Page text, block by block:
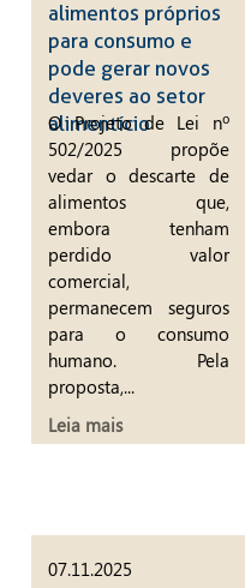
alimentos próprios
para consumo e
pode gerar novos
deveres ao setor
alimentício
O Projeto de Lei nº
502/2025 propõe
vedar o descarte de
alimentos que,
embora tenham
perdido valor
comercial,
permanecem seguros
para o consumo
humano. Pela
proposta,...
Leia mais
07.11.2025